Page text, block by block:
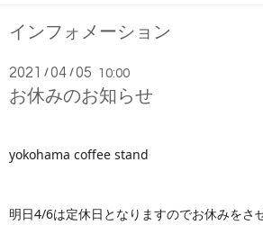
インフォメーション
2021 /04 /05 10:00
お休みのお知らせ
yokohama coffee stand
明日4/6は定休日となりますのでお休みをさ